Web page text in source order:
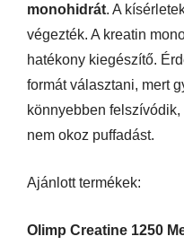
monohidrát. A
végezték. A kreatin
hatékony kiegészítő.
formát választani, mert
könnyebben
nem okoz puffadást.
Ajánlott termékek:
Olimp Creatine 1250